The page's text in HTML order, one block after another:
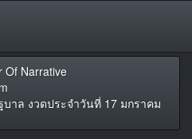
Of Narrative
าล งวดประจำวันที่ 17 มกราคม